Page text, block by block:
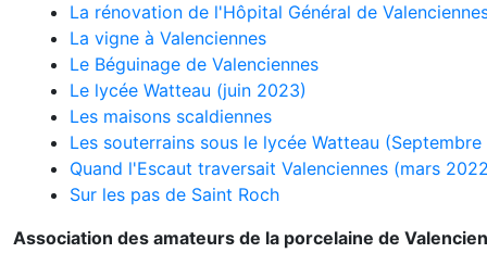
La rénovation de l'Hôpital Général de
La vigne à Valenciennes
Le Béguinage de Valenciennes
Le lycée Watteau (juin 2023)
Les maisons scaldiennes
Les souterrains sous le lycée Watteau
Quand l'Escaut traversait Valenciennes (mars
Sur les pas de Saint Roch
Association des amateurs de la porcelaine de